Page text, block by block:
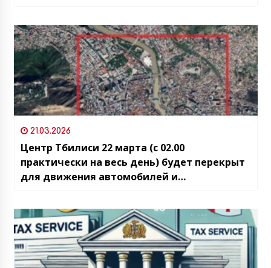
21.03.2026
Центр Тбилиси 22 марта (с 02.00
практически на весь день) будет перекрыт
для движения автомобилей и